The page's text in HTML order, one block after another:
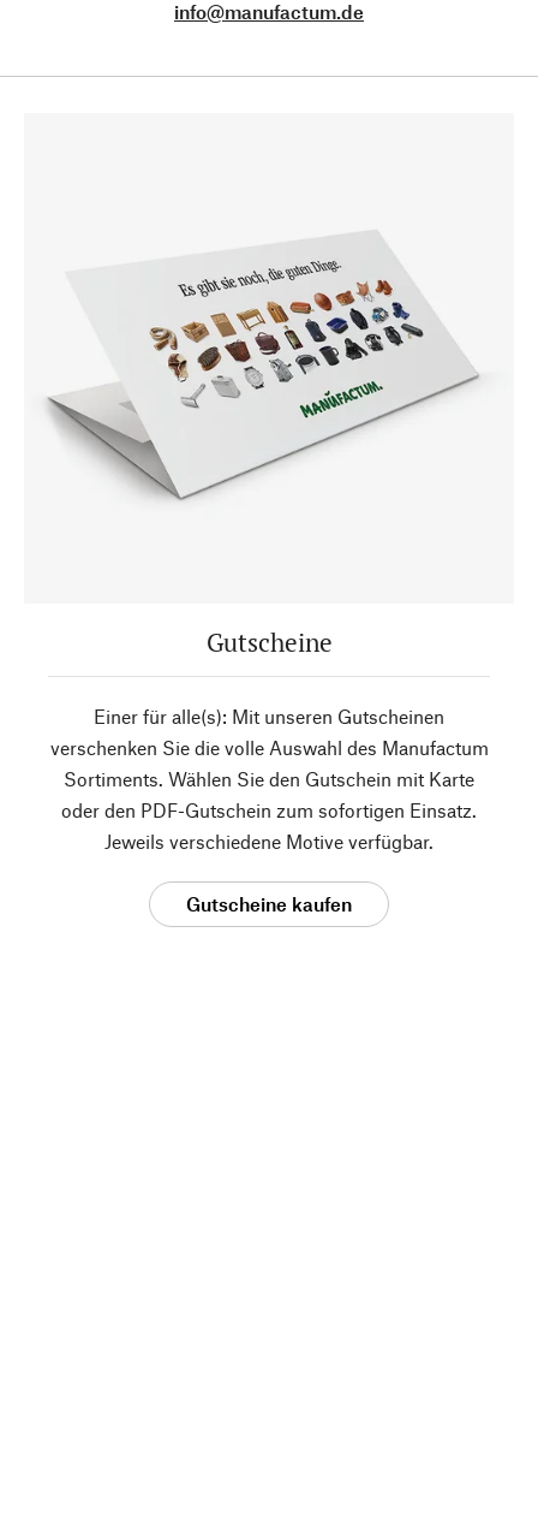
info@manufactum.de
Gutscheine
Einer für alle(s): Mit unseren Gutscheinen
verschenken Sie die volle Auswahl des Manufactum
Sortiments. Wählen Sie den Gutschein mit Karte
oder den PDF-Gutschein zum sofortigen Einsatz.
Jeweils verschiedene Motive verfügbar.
Gutscheine kaufen